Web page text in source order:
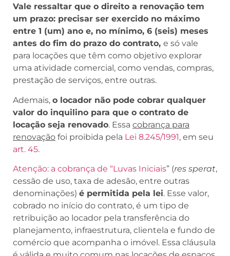
Vale ressaltar que o direito a renovação tem
um prazo: precisar ser exercido no máximo
entre 1 (um) ano e, no mínimo, 6 (seis) meses
antes do fim do prazo do contrato, e só vale
para locações que têm como objetivo explorar
uma atividade comercial, como vendas, compras,
prestação de serviços, entre outras.
Ademais, o locador não pode cobrar qualquer
valor do inquilino para que o contrato de
locação seja renovado. Essa cobrança para
renovação foi proibida pela Lei 8.245/1991, em seu
art. 45.
Atenção: a cobrança de “Luvas Iniciais” (res sperat,
cessão de uso, taxa de adesão, entre outras
denominações) é permitida pela lei. Esse valor,
cobrado no início do contrato, é um tipo de
retribuição ao locador pela transferência do
planejamento, infraestrutura, clientela e fundo de
comércio que acompanha o imóvel. Essa cláusula